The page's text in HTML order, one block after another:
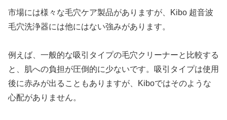
市場には様々な毛穴ケア製品がありますが、Kibo 超音波
毛穴洗浄器には他にはない強みがあります。
例えば、一般的な吸引タイプの毛穴クリーナーと比較する
と、肌への負担が圧倒的に少ないです。吸引タイプは使用
後に赤みが出ることもありますが、Kiboではそのような
心配がありません。